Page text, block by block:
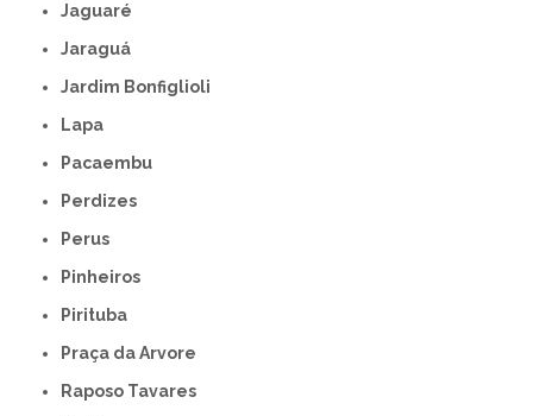
Jaguaré
Jaraguá
Jardim Bonfiglioli
Lapa
Pacaembu
Perdizes
Perus
Pinheiros
Pirituba
Praça da Arvore
Raposo Tavares